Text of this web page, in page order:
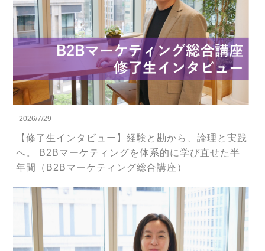
2026/7/29
【修了生インタビュー】経験と勘から、論理と実践
へ。 B2Bマーケティングを体系的に学び直せた半
年間（B2Bマーケティング総合講座）